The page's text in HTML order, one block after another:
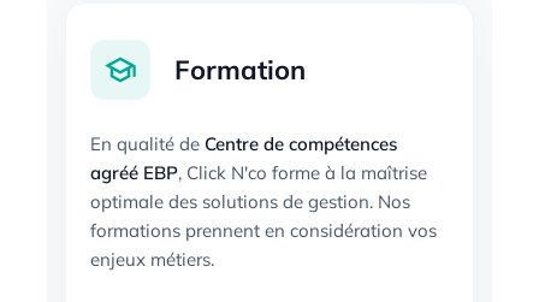
Formation
En qualité de Centre de compétences
agréé EBP, Click N'co forme à la maîtrise
optimale des solutions de gestion. Nos
formations prennent en considération vos
enjeux métiers.